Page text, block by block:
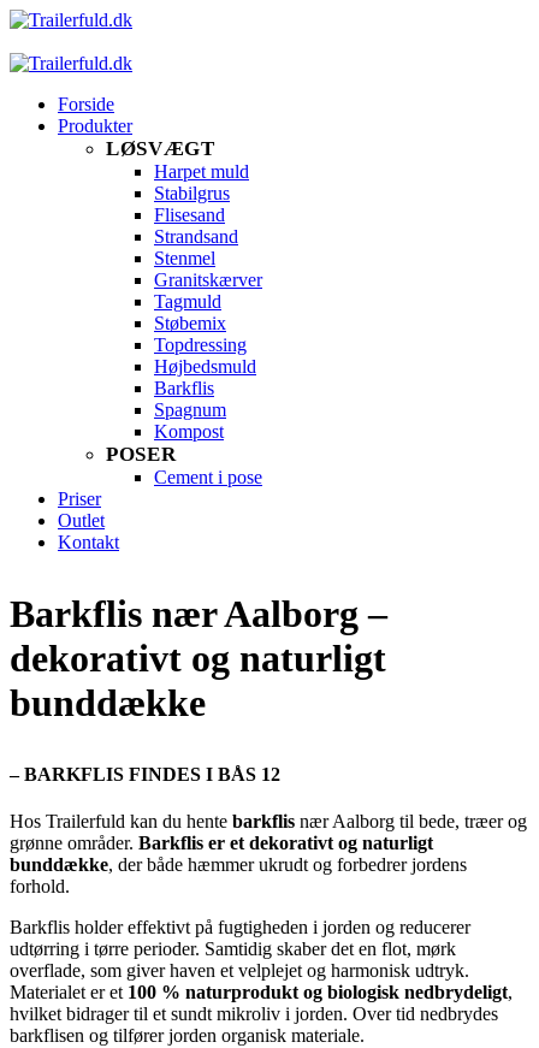
Forside
Produkter
LØSVÆGT
Harpet muld
Stabilgrus
Flisesand
Strandsand
Stenmel
Granitskærver
Tagmuld
Støbemix
Topdressing
Højbedsmuld
Barkflis
Spagnum
Kompost
POSER
Cement i pose
Priser
Outlet
Kontakt
Barkflis nær Aalborg –
dekorativt og naturligt
bunddække
– BARKFLIS FINDES I BÅS 12
Hos Trailerfuld kan du hente barkflis nær Aalborg til bede, træer og
grønne områder. Barkflis er et dekorativt og naturligt
bunddække, der både hæmmer ukrudt og forbedrer jordens
forhold.
Barkflis holder effektivt på fugtigheden i jorden og reducerer
udtørring i tørre perioder. Samtidig skaber det en flot, mørk
overflade, som giver haven et velplejet og harmonisk udtryk.
Materialet er et 100 % naturprodukt og biologisk nedbrydeligt,
hvilket bidrager til et sundt mikroliv i jorden. Over tid nedbrydes
barkflisen og tilfører jorden organisk materiale.